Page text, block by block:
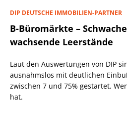
DIP DEUTSCHE IMMOBILIEN-PARTNER
B-Büromärkte –
wachsende Leerstände
Laut den Auswertungen von DIP
ausnahmslos mit deutlichen
zwischen 7 und 75% gestartet.
hat.